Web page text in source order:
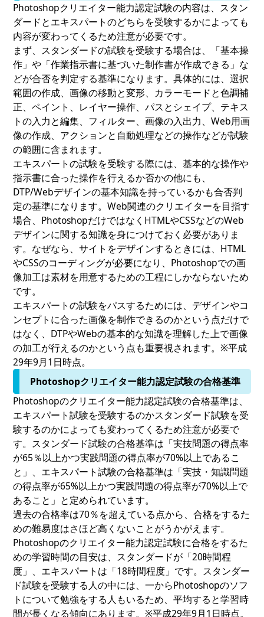
Photoshopクリエイター能力認定試験の内容は、スタン
ダードとエキスパートのどちらを受験するかによっても
内容が変わってくるため注意が必要です。
まず、スタンダードの試験を受験する場合は、「基本操
作」や「作業指示書に基づいた制作書が作成できる」な
どが合否を判定する基準になります。具体的には、選択
範囲の作成、画像の移動と変形、カラーモードと色調補
正、ペイント、レイヤー操作、パスとシェイプ、テキス
トの入力と編集、フィルター、画像の入出力、Web用画
像の作成、アクションと自動処理などの操作などが試験
の範囲に含まれます。
エキスパートの試験を受験する際には、基本的な操作や
指示書に合った操作を行えるか否かの他にも、
DTP/Webデザインの基本知識を持っているかも合否判
定の基準になります。Web関連のクリエイターを目指す
場合、PhotoshopだけではなくHTMLやCSSなどのWeb
デザインに関する知識を身につけておく必要がありま
す。なぜなら、サイトをデザインするときには、HTML
やCSSのコーディングが必要になり、Photoshopでの画
像加工は素材を用意するための工程にしかならないため
です。
エキスパートの試験をパスするためには、デザインやコ
ンセプトに合った画像を制作できるのかという点だけで
はなく、DTPやWebの基本的な知識を理解した上で画像
の加工が行えるのかという点も重要視されます。※平成
29年9月1日時点。
Photoshopクリエイター能力認定試験の合格基準
Photoshopのクリエイター能力認定試験の合格基準は、
エキスパート試験を受験するのかスタンダード試験を受
験するのかによっても変わってくるため注意が必要で
す。スタンダード試験の合格基準は「実技問題の得点率
が65％以上かつ実践問題の得点率が70%以上であるこ
と」、エキスパート試験の合格基準は「実技・知識問題
の得点率が65%以上かつ実践問題の得点率が70%以上で
あること」と定められています。
過去の合格率は70％を超えている点から、合格をするた
めの難易度はさほど高くないことがうかがえます。
Photoshopのクリエイター能力認定試験に合格をするた
めの学習時間の目安は、スタンダードが「20時間程
度」、エキスパートは「18時間程度」です。スタンダー
ド試験を受験する人の中には、一からPhotoshopのソフ
トについて勉強をする人もいるため、平均すると学習時
間が長くなる傾向にあります。※平成29年9月1日時点。